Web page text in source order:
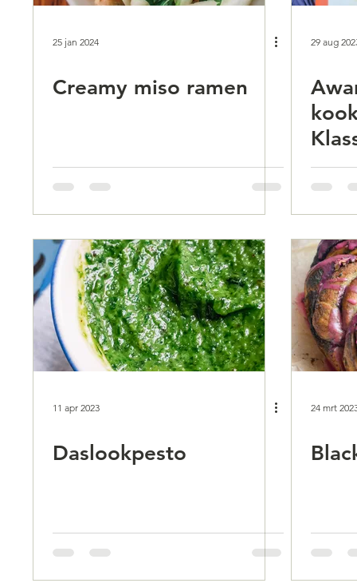
25 jan 2024
Creamy miso ramen
29 aug
11 apr 2023
Daslookpesto
24 mrt